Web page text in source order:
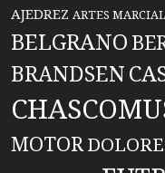
AJEDREZ ARTES
BELGRANO
BRANDSEN
MOTOR